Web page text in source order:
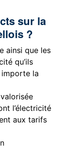
sur la
?
ainsi que les
qu’ils
importe la
l’électricité
aux tarifs